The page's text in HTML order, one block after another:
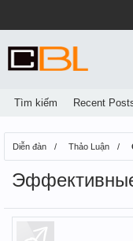
Diễn đàn Thảo Luận
Tìm kiếm Recent